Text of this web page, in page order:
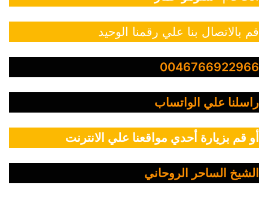
قم بالاتصال بنا علي رقمنا الوحيد
0046766922966
راسلنا علي الواتساب
أو قم بزيارة أحدي مواقعنا علي الانترنت
الشيخ الساحر الروحاني